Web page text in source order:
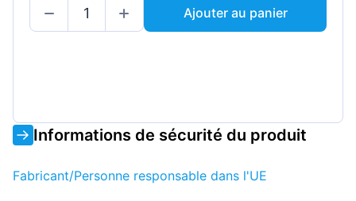
Ajouter au panier
Informations de sécurité du produit
Fabricant/Personne responsable dans l'UE